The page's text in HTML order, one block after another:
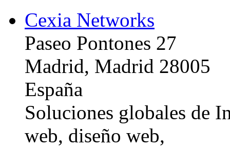
Cexia Networks
Paseo Pontones 27
Madrid, Madrid 28005
España
Soluciones globales de
web, diseño web,